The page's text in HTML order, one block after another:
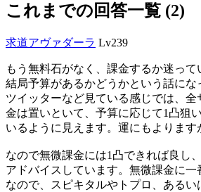
これまでの回答一覧 (2)
求道アヴァダーラ Lv239
もう無料石がなく、課金するか迷って
結局予算があるかどうかという話にな
ツイッターなど見ている感じでは、
金は置いといて、予算に応じて1凸狙
いるように見えます。運にもよります
なので無微課金には1凸できれば良し
アドバイスしています。無微課金に
なので、スピキタルやトプロ、ある